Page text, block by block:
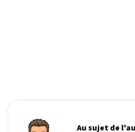
Au sujet de